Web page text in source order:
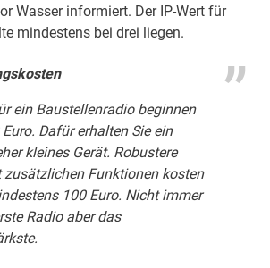
Wasser informiert. Der IP-Wert für
mindestens bei drei liegen.
ein Baustellenradio beginnen
Dafür erhalten Sie ein
kleines Gerät. Robustere
zusätzlichen Funktionen kosten
100 Euro. Nicht immer
Radio aber das